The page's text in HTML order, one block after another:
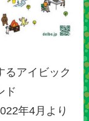
るアイビック
ド
年4月より